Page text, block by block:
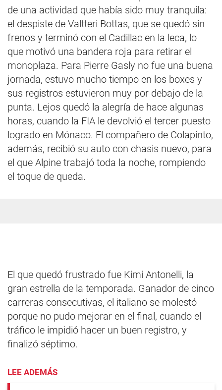
de una actividad que había sido muy tranquila:
el despiste de Valtteri Bottas, que se quedó sin
frenos y terminó con el Cadillac en la leca, lo
que motivó una bandera roja para retirar el
monoplaza. Para Pierre Gasly no fue una buena
jornada, estuvo mucho tiempo en los boxes y
sus registros estuvieron muy por debajo de la
punta. Lejos quedó la alegría de hace algunas
horas, cuando la FIA le devolvió el tercer puesto
logrado en Mónaco. El compañero de Colapinto,
además, recibió su auto con chasis nuevo, para
el que Alpine trabajó toda la noche, rompiendo
el toque de queda.
El que quedó frustrado fue Kimi Antonelli, la
gran estrella de la temporada. Ganador de cinco
carreras consecutivas, el italiano se molestó
porque no pudo mejorar en el final, cuando el
tráfico le impidió hacer un buen registro, y
finalizó séptimo.
LEE ADEMÁS